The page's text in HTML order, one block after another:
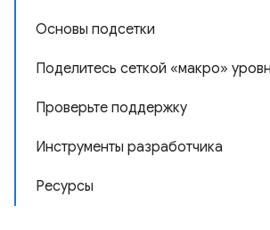
Основы подсетки
Поделитесь сеткой «макро»
Проверьте поддержку
Инструменты разработчика
Ресурсы